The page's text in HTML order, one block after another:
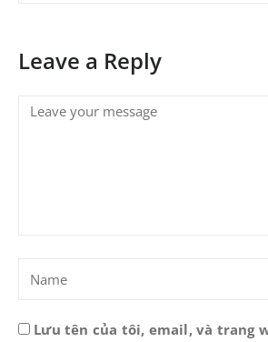
Leave a Reply
Lưu tên của tôi, email, và trang